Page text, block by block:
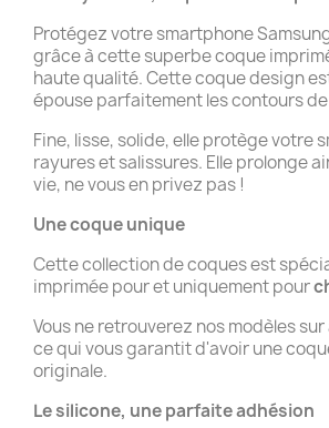
Protégez votre smartphone
grâce à cette superbe coque
haute qualité. Cette coque design
épouse parfaitement les contours
Fine, lisse, solide, elle protège votre
rayures et salissures. Elle prolonge
vie, ne vous en privez pas !
Une coque unique
Cette collection de coques est
imprimée pour et uniquement pour
Vous ne retrouverez nos modèles
ce qui vous garantit d'avoir une
originale.
Le silicone, une parfaite adhésion